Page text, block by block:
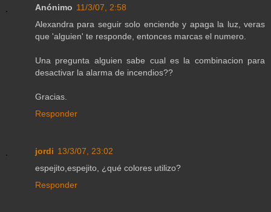
Anónimo 11/3/07, 2:58
Alexandra para seguir solo enciende y apaga la luz, veras
que 'alguien' te responde, entonces marcas el numero.
Una pregunta alguien sabe cual es la combinacion para
desactivar la alarma de incendios??
Gracias.
Responder
jordi 13/3/07, 23:02
espejito,espejito, ¿qué colores utilizo?
Responder